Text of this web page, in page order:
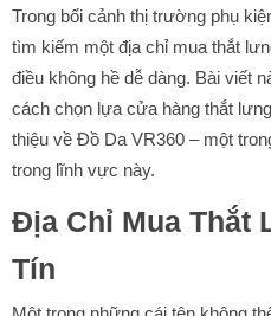
Trong bối cảnh thị trường phụ
tìm kiếm một địa chỉ mua thắt
điều không hề dễ dàng. Bài viết
cách chọn lựa cửa hàng thắt
thiệu về Đồ Da VR360 – một
trong lĩnh vực này.
Địa Chỉ Mua Thắt
Tín